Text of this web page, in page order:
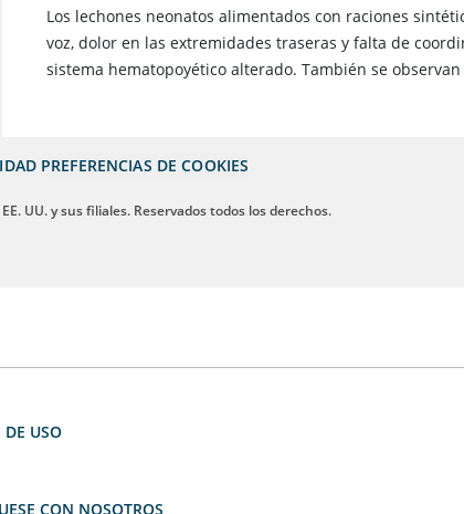
Los lechones neonatos alimentados con raciones
voz, dolor en las extremidades traseras y falta de
sistema hematopoyético alterado. También se
PREFERENCIAS DE COOKIES
UU. y sus filiales. Reservados todos los derechos.
DE USO
CON NOSOTROS